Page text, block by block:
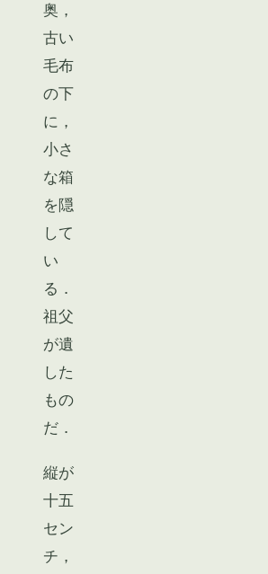
奥，
古い
毛布
の下
に，
小さ
な箱
を隠
して
い
る．
祖父
が遺
した
もの
だ．
縦が
十五
セン
チ，